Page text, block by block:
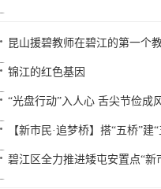
昆山援碧教师在碧江的第一个
锦江的红色基因
“光盘行动”入人心 舌尖节俭成
【新市民·追梦桥】搭“五桥”
碧江区全力推进矮屯安置点“新